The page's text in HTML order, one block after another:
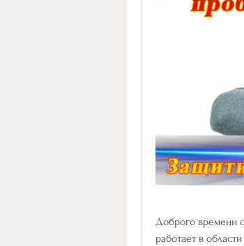
Доброго времени
работает в